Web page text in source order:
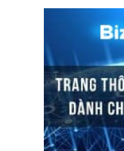
Cách tính phí và gói cước
TECH BLOG